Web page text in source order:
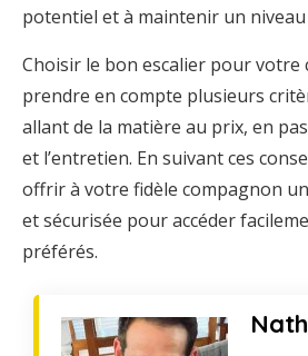
potentiel et à maintenir un
Choisir le bon escalier pour votre
prendre en compte plusieurs
allant de la matière au prix, en
et l’entretien. En suivant ces
offrir à votre fidèle compagnon
et sécurisée pour accéder
préférés.